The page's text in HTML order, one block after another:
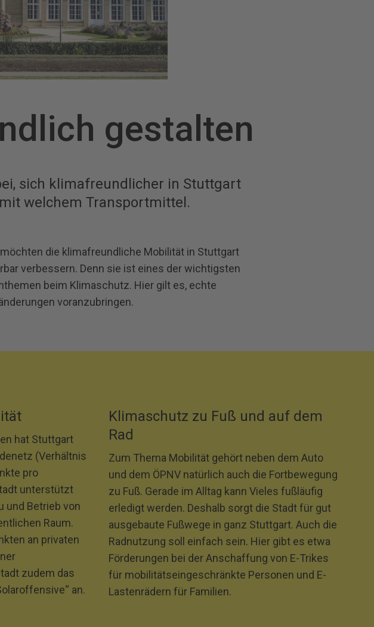
gestalten
sich klimafreundlicher in Stuttgart
welchem Transportmittel.
die klimafreundliche Mobilität in Stuttgart
verbessern. Denn sie ist eines der wichtigsten
beim Klimaschutz. Hier gilt es, echte
voranzubringen.
hat Stuttgart
(Verhältnis
pro
unterstützt
und Betrieb von
Raum.
an privaten
zudem das
an.
Klimaschutz zu Fuß und auf dem
Rad
Zum Thema Mobilität gehört neben dem Auto
und dem ÖPNV natürlich auch die Fortbewegung
zu Fuß. Gerade im Alltag kann Vieles fußläufig
erledigt werden. Deshalb sorgt die Stadt für gut
ausgebaute Fußwege in ganz Stuttgart. Auch die
Radnutzung soll einfach sein. Hier gibt es etwa
Förderungen bei der Anschaffung von E-Trikes
für mobilitätseingeschränkte Personen und E-
Lastenrädern für Familien.